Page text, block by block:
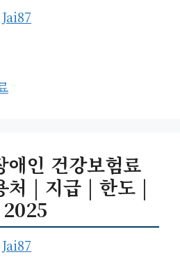
Jai87
애인 건강보험료
처 | 지급 | 한도 |
Jai87